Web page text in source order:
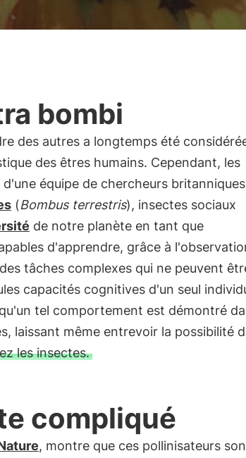
bombi
des autres a longtemps été
des êtres humains. Cependant, les
équipe de chercheurs
(Bombus terrestris), insectes sociaux
de notre planète en tant que
d'apprendre, grâce à
tâches complexes qui ne peuvent
capacités cognitives d'un seul
tel comportement est démontré
laissant même entrevoir la possibilité
les insectes.
compliqué
, montre que ces pollinisateurs